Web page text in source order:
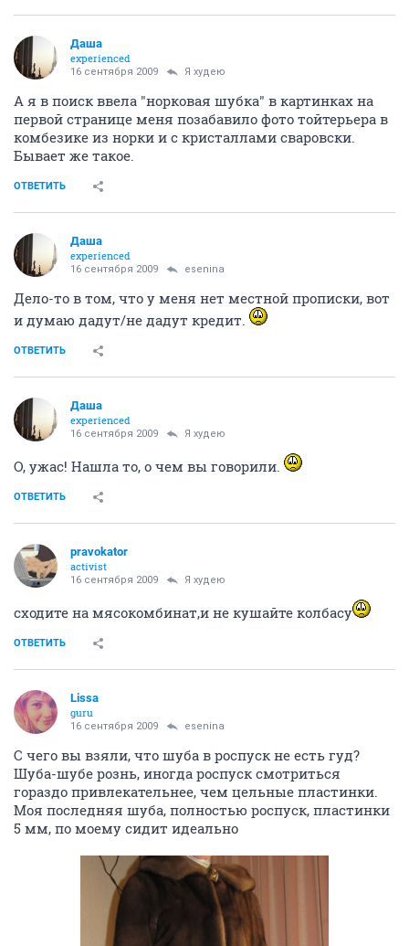
Даша
experienced
16 сентября 2009 Я худею
А я в поиск ввела "норковая шубка" в картинках на
первой странице меня позабавило фото тойтерьера в
комбезике из норки и с кристаллами сваровски.
Бывает же такое.
ОТВЕТИТЬ
Даша
experienced
16 сентября 2009 esenina
Дело-то в том, что у меня нет местной прописки, вот
и думаю дадут/не дадут кредит.
ОТВЕТИТЬ
Даша
experienced
16 сентября 2009 Я худею
О, ужас! Нашла то, о чем вы говорили.
ОТВЕТИТЬ
pravokator
activist
16 сентября 2009 Я худею
сходите на мясокомбинат,и не кушайте колбасу
ОТВЕТИТЬ
Lissa
guru
16 сентября 2009 esenina
С чего вы взяли, что шуба в роспуск не есть гуд?
Шуба-шубе рознь, иногда роспуск смотриться
гораздо привлекательнее, чем цельные пластинки.
Моя последняя шуба, полностью роспуск, пластинки
5 мм, по моему сидит идеально